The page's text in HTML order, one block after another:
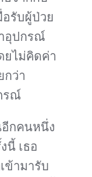
อรับผู้ป่วย
อุปกรณ์
ยไม่คิดค่า
กว่า
รณ์
อีกคนหนึ่ง
นี้ เธอ
ข้ามารับ